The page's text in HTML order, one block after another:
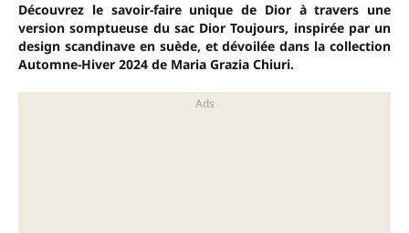
Découvrez le savoir-faire unique de Dior à travers une
version somptueuse du sac Dior Toujours, inspirée par un
design scandinave en suède, et dévoilée dans la collection
Automne-Hiver 2024 de Maria Grazia Chiuri.